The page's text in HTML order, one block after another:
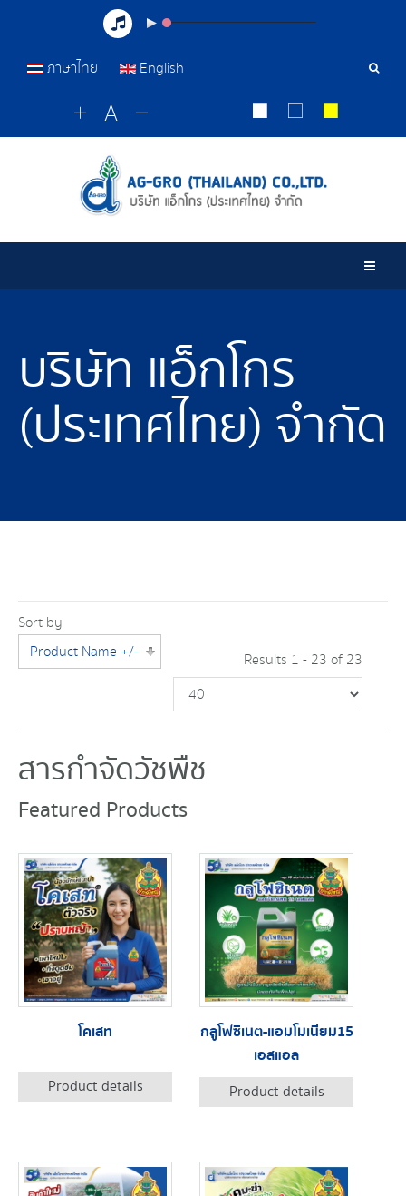
ภาษาไทย English
บริษัท แอ็กโกร
(ประเทศไทย) จำกัด
Sort by
Product Name +/-
Results 1 - 23 of 23
สารกำจัดวัชพืช
Featured Products
โคเสท
Product details
กลูโฟซิเนต-แอมโมเนียม15
เอสแอล
Product details